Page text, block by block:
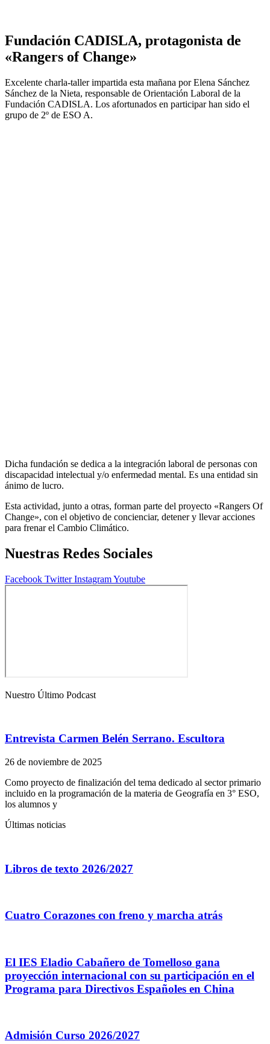
Fundación CADISLA, protagonista de
«Rangers of Change»
Excelente charla-taller impartida esta mañana por Elena Sánchez
Sánchez de la Nieta, responsable de Orientación Laboral de la
Fundación CADISLA. Los afortunados en participar han sido el
grupo de 2º de ESO A.
Dicha fundación se dedica a la integración laboral de personas con
discapacidad intelectual y/o enfermedad mental. Es una entidad sin
ánimo de lucro.
Esta actividad, junto a otras, forman parte del proyecto «Rangers Of
Change», con el objetivo de concienciar, detener y llevar acciones
para frenar el Cambio Climático.
Nuestras Redes Sociales
Facebook Twitter InstagramYoutube
Nuestro Último Podcast
Entrevista Carmen Belén Serrano. Escultora
26 de noviembre de 2025
Como proyecto de finalización del tema dedicado al sector primario
incluido en la programación de la materia de Geografía en 3° ESO,
los alumnos y
Últimas noticias
Libros de texto 2026/2027
Cuatro Corazones con freno y marcha atrás
El IES Eladio Cabañero de Tomelloso gana
proyección internacional con su participación en el
Programa para Directivos Españoles en China
Admisión Curso 2026/2027